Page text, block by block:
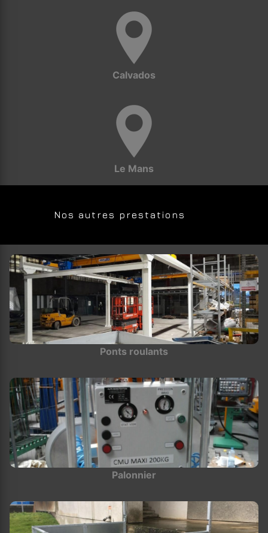
Calvados
Le Mans
Nos autres prestations
Ponts roulants
Palonnier